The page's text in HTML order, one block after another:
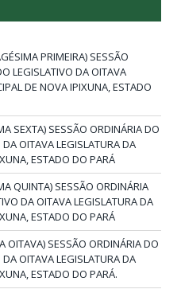
PRIMEIRA) SESSÃO
LEGISLATIVO DA OITAVA
DE NOVA IPIXUNA, ESTADO
SEXTA) SESSÃO ORDINÁRIA DO
OITAVA LEGISLATURA DA
ESTADO DO PARÁ
QUINTA) SESSÃO ORDINÁRIA
DA OITAVA LEGISLATURA DA
ESTADO DO PARÁ
OITAVA) SESSÃO ORDINÁRIA DO
OITAVA LEGISLATURA DA
ESTADO DO PARÁ.